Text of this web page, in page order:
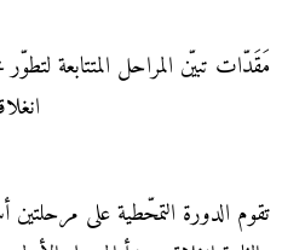
مَقَدّات تبيّن المراحل المتتابعة
تقوم الدورة التمحّطية على مرحلتين